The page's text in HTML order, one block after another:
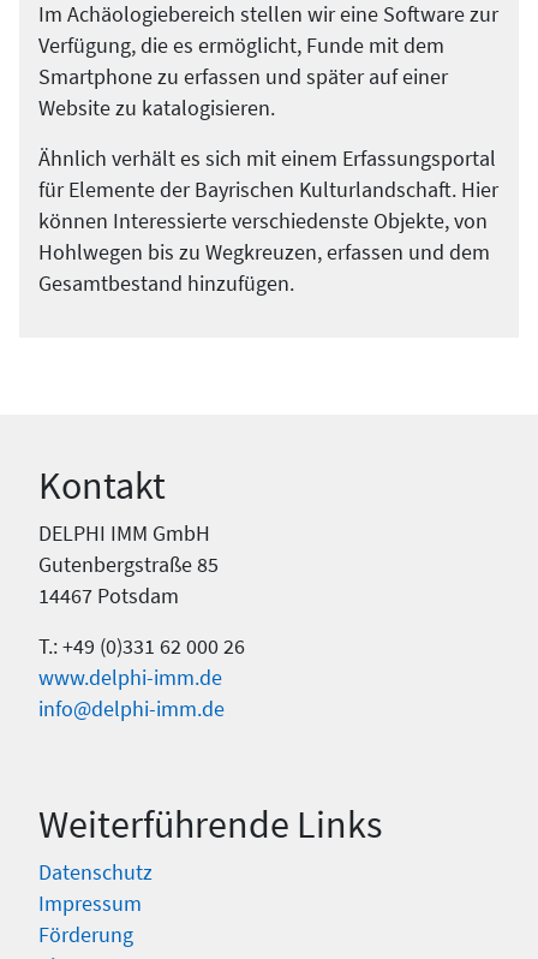
Im Achäologiebereich stellen wir eine Software zur
Verfügung, die es ermöglicht, Funde mit dem
Smartphone zu erfassen und später auf einer
Website zu katalogisieren.
Ähnlich verhält es sich mit einem Erfassungsportal
für Elemente der Bayrischen Kulturlandschaft. Hier
können Interessierte verschiedenste Objekte, von
Hohlwegen bis zu Wegkreuzen, erfassen und dem
Gesamtbestand hinzufügen.
Kontakt
DELPHI IMM GmbH
Gutenbergstraße 85
14467 Potsdam
T.: +49 (0)331 62 000 26
www.delphi-imm.de
info@delphi-imm.de
Weiterführende Links
Datenschutz
Impressum
Förderung